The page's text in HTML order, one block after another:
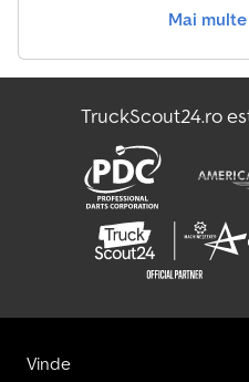
Mai
TruckScout24.ro
Vinde